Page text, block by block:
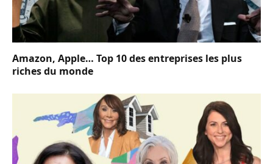
Amazon, Apple… Top 10 des entreprises les plus
riches du monde